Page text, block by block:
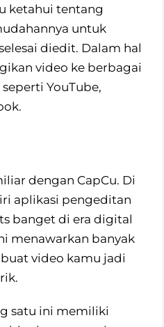
ketahui tentang
untuk
diedit. Dalam hal
video ke berbagai
YouTube,
dengan CapCu. Di
aplikasi pengeditan
banget di era digital
menawarkan banyak
video kamu jadi
satu ini memiliki